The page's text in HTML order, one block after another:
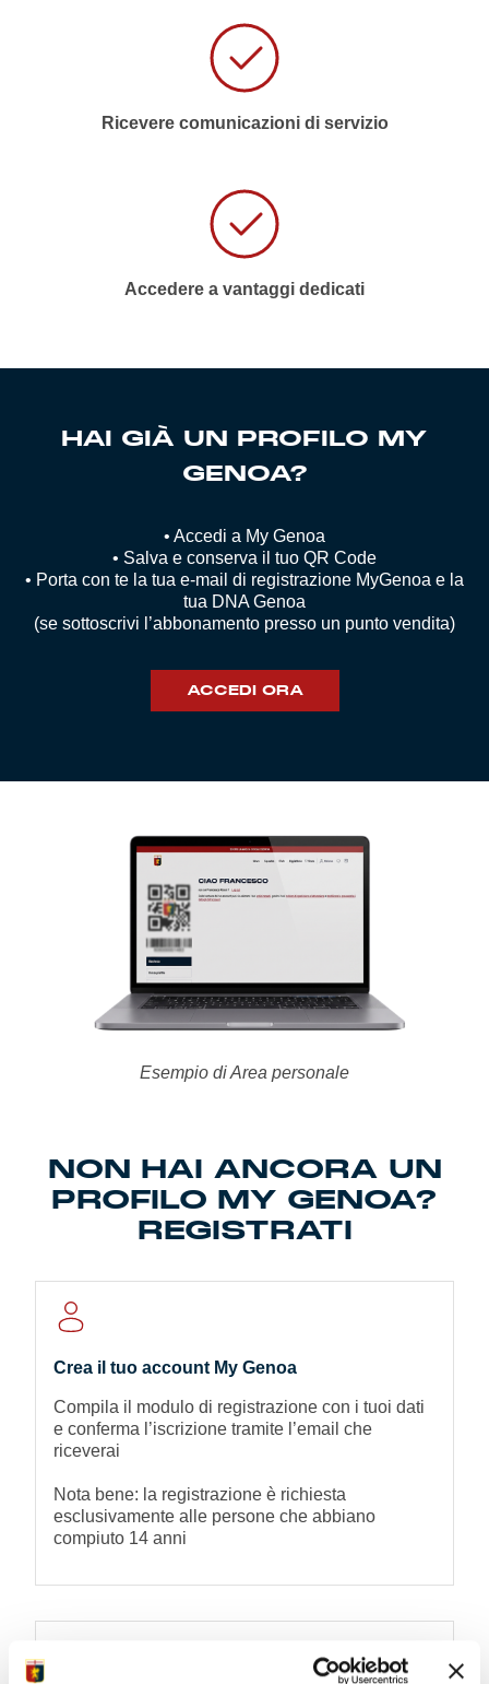
Ricevere comunicazioni di servizio
Accedere a vantaggi dedicati
HAI GIÀ UN PROFILO MY
GENOA?
• Accedi a My Genoa
• Salva e conserva il tuo QR Code
• Porta con te la tua e-mail di registrazione MyGenoa e la
tua DNA Genoa
(se sottoscrivi l’abbonamento presso un punto vendita)
ACCEDI ORA
Esempio di Area personale
NON HAI ANCORA UN
PROFILO MY GENOA?
REGISTRATI
Crea il tuo account My Genoa
Compila il modulo di registrazione con i tuoi dati
e conferma l’iscrizione tramite l’email che
riceverai
Nota bene: la registrazione è richiesta
esclusivamente alle persone che abbiano
compiuto 14 anni